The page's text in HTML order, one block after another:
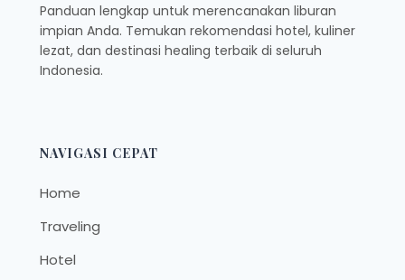
FREE
WIFI
DAN
Panduan lengkap untuk merencanakan liburan
impian Anda. Temukan rekomendasi hotel, kuliner
lezat, dan destinasi healing terbaik di seluruh
Indonesia.
NAVIGASI CEPAT
Home
Traveling
Hotel